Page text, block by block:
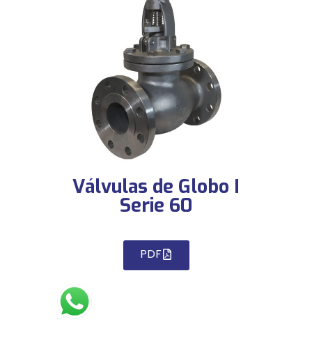
Válvulas de Globo I
Serie 60
PDF